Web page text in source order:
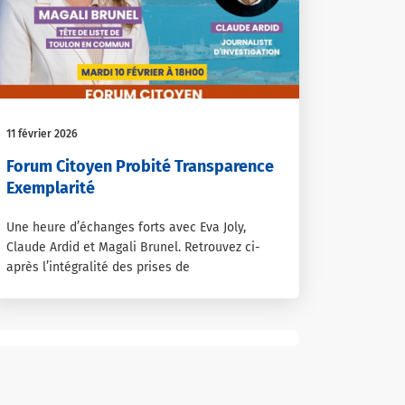
11 février 2026
Forum Citoyen Probité Transparence
Exemplarité
Une heure d’échanges forts avec Eva Joly,
Claude Ardid et Magali Brunel. Retrouvez ci-
après l’intégralité des prises de